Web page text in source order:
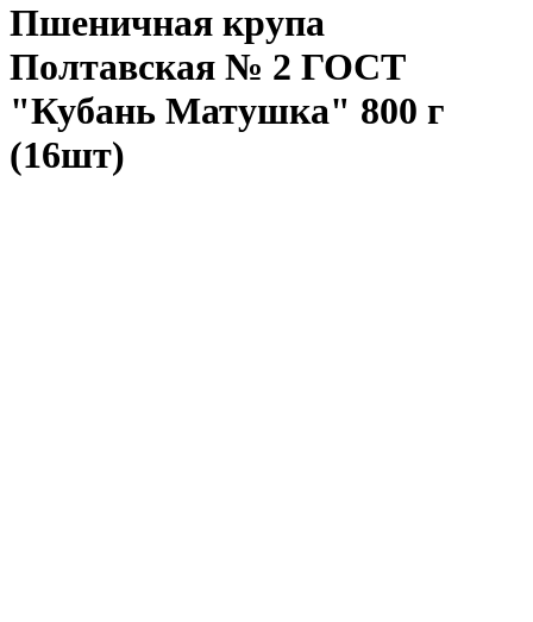
Пшеничная крупа
Полтавская № 2 ГОСТ
"Кубань Матушка" 800 г
(16шт)